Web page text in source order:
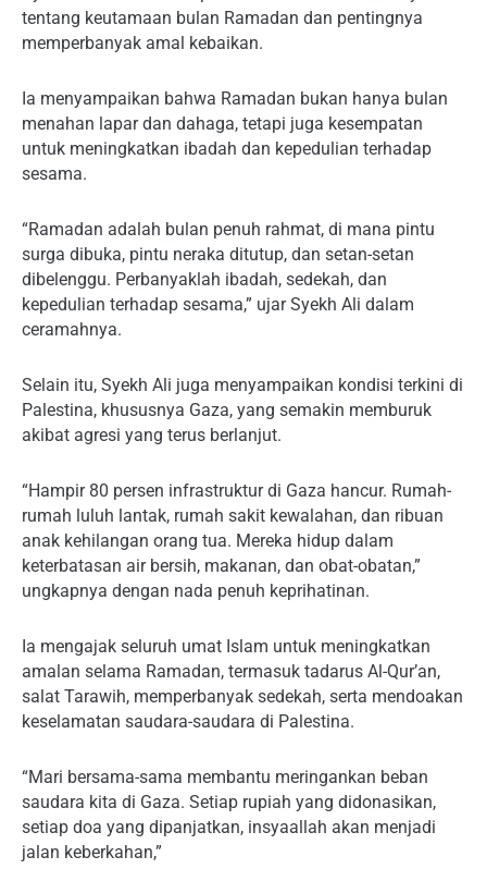
tentang keutamaan bulan Ramadan dan pentingnya
memperbanyak amal kebaikan.
Ia menyampaikan bahwa Ramadan bukan hanya bulan
menahan lapar dan dahaga, tetapi juga kesempatan
untuk meningkatkan ibadah dan kepedulian terhadap
sesama.
“Ramadan adalah bulan penuh rahmat, di mana pintu
surga dibuka, pintu neraka ditutup, dan setan-setan
dibelenggu. Perbanyaklah ibadah, sedekah, dan
kepedulian terhadap sesama,” ujar Syekh Ali dalam
ceramahnya.
Selain itu, Syekh Ali juga menyampaikan kondisi terkini di
Palestina, khususnya Gaza, yang semakin memburuk
akibat agresi yang terus berlanjut.
“Hampir 80 persen infrastruktur di Gaza hancur. Rumah-
rumah luluh lantak, rumah sakit kewalahan, dan ribuan
anak kehilangan orang tua. Mereka hidup dalam
keterbatasan air bersih, makanan, dan obat-obatan,”
ungkapnya dengan nada penuh keprihatinan.
Ia mengajak seluruh umat Islam untuk meningkatkan
amalan selama Ramadan, termasuk tadarus Al-Qur’an,
salat Tarawih, memperbanyak sedekah, serta mendoakan
keselamatan saudara-saudara di Palestina.
“Mari bersama-sama membantu meringankan beban
saudara kita di Gaza. Setiap rupiah yang didonasikan,
setiap doa yang dipanjatkan, insyaallah akan menjadi
jalan keberkahan,”